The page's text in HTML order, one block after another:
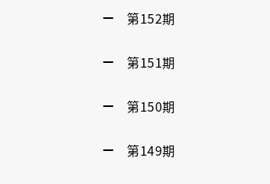
第152期
第151期
第150期
第149期